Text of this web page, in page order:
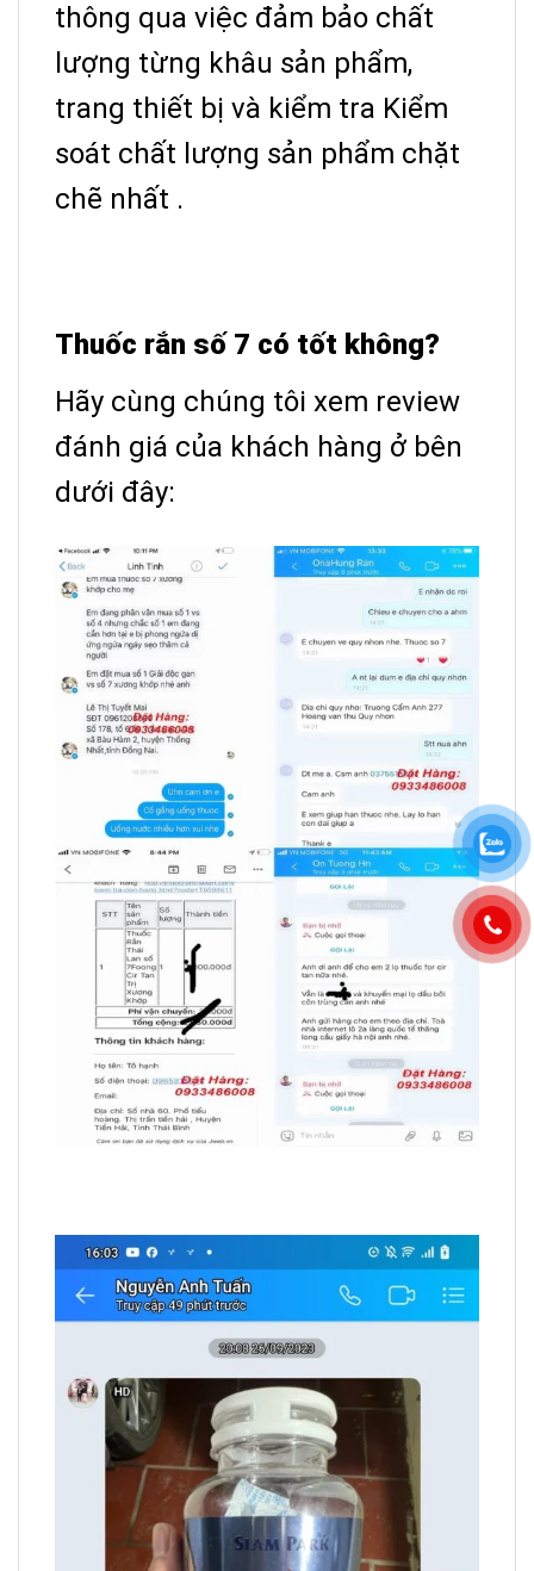
thông qua việc đảm bảo chất
lượng từng khâu sản phẩm,
trang thiết bị và kiểm tra Kiểm
soát chất lượng sản phẩm chặt
chẽ nhất .
Thuốc rắn số 7 có tốt không?
Hãy cùng chúng tôi xem review
đánh giá của khách hàng ở bên
dưới đây: